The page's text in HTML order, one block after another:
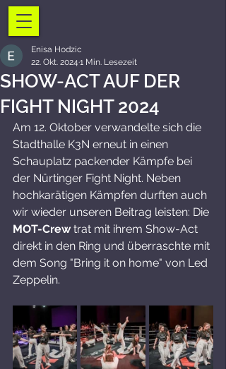
SHOW-ACT AUF DER
FIGHT NIGHT 2024
Enisa Hodzic
22. Okt. 2024 1 Min. Lesezeit
Am 12. Oktober verwandelte sich die
Stadthalle K3N erneut in einen
Schauplatz packender Kämpfe bei
der Nürtinger Fight Night. Neben
hochkarätigen Kämpfen durften auch
wir wieder unseren Beitrag leisten: Die
MOT-Crew trat mit ihrem Show-Act
direkt in den Ring und überraschte mit
dem Song "Bring it on home" von Led
Zeppelin.